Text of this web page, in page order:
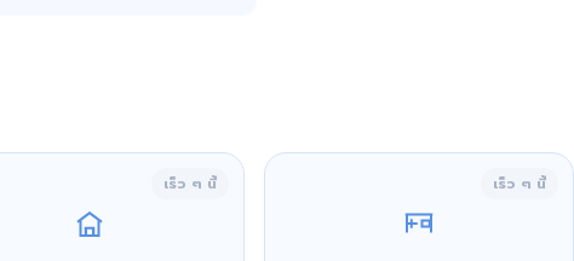
เร็ว ๆ นี้ เร็ว ๆ นี้